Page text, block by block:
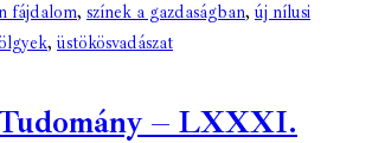
fájdalom, színek a gazdaságban, új nílusi
, üstökösvadászat
– LXXXI.